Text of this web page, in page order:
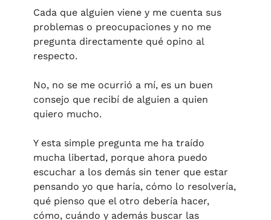
Cada que alguien viene y me cuenta sus
problemas o preocupaciones y no me
pregunta directamente qué opino al
respecto.
No, no se me ocurrió a mí, es un buen
consejo que recibí de alguien a quien
quiero mucho.
Y esta simple pregunta me ha traído
mucha libertad, porque ahora puedo
escuchar a los demás sin tener que estar
pensando yo que haría, cómo lo resolvería,
qué pienso que el otro debería hacer,
cómo, cuándo y además buscar las